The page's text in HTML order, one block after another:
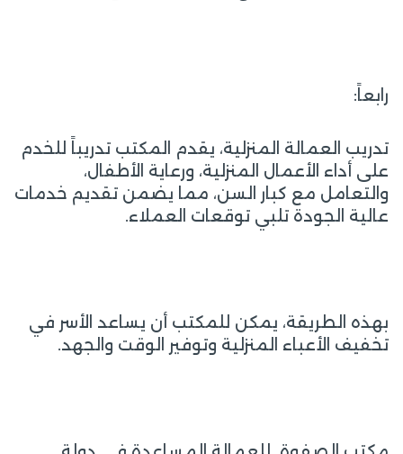
رابعاً:
تدريب العمالة المنزلية، يقدم المكتب تدريباً للخدم
على أداء الأعمال المنزلية، ورعاية الأطفال،
والتعامل مع كبار السن، مما يضمن تقديم خدمات
عالية الجودة تلبي توقعات العملاء.
بهذه الطريقة، يمكن للمكتب أن يساعد الأسر في
تخفيف الأعباء المنزلية وتوفير الوقت والجهد.